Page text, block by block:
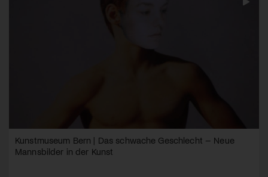
Kunstmuseum Bern | Das schwache Geschlecht – Neue
Mannsbilder in der Kunst